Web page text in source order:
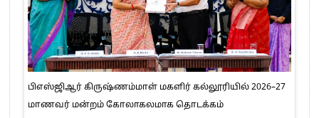
பிஎஸ்ஜிஆர் கிருஷ்ணம்மாள் மகளிர் கல்லூரியில் 2026–27
மாணவர் மன்றம் கோலாகலமாக தொடக்கம்